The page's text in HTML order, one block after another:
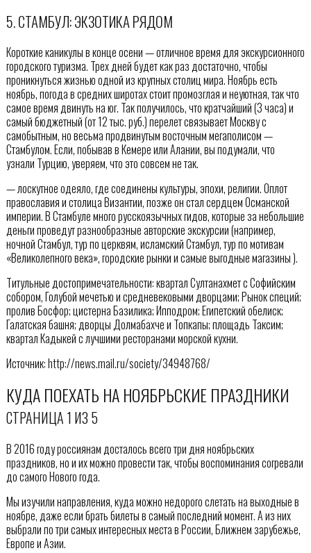
5. СТАМБУЛ: ЭКЗОТИКА РЯДОМ
Короткие каникулы в конце осени — отличное время для экскурсионного
городского туризма. Трех дней будет как раз достаточно, чтобы
проникнуться жизнью одной из крупных столиц мира. Ноябрь есть
ноябрь, погода в средних широтах стоит промозглая и неуютная, так что
самое время двинуть на юг. Так получилось, что кратчайший (3 часа) и
самый бюджетный (от 12 тыс. руб.) перелет связывает Москву с
самобытным, но весьма продвинутым восточным мегаполисом —
Стамбулом. Если, побывав в Кемере или Алании, вы подумали, что
узнали Турцию, уверяем, что это совсем не так.
— лоскутное одеяло, где соединены культуры, эпохи, религии. Оплот
православия и столица Византии, позже он стал сердцем Османской
империи. В Стамбуле много русскоязычных гидов, которые за небольшие
деньги проведут разнообразные авторские экскурсии (например,
ночной Стамбул, тур по церквям, исламский Стамбул, тур по мотивам
«Великолепного века», городские рынки и самые выгодные магазины ).
Титульные достопримечательности: квартал Султанахмет с Софийским
собором, Голубой мечетью и средневековыми дворцами; Рынок специй;
пролив Босфор; цистерна Базилика; Ипподром; Египетский обелиск;
Галатская башня; дворцы Долмабахче и Топкапы; площадь Таксим;
квартал Кадыкей с лучшими ресторанами морской кухни.
Источник: http://news.mail.ru/society/34948768/
КУДА ПОЕХАТЬ НА НОЯБРЬСКИЕ ПРАЗДНИКИ
СТРАНИЦА 1 ИЗ 5
В 2016 году россиянам досталось всего три дня ноябрьских
праздников, но и их можно провести так, чтобы воспоминания согревали
до самого Нового года.
Мы изучили направления, куда можно недорого слетать на выходные в
ноябре, даже если брать билеты в самый последний момент. А из них
выбрали по три самых интересных места в России, Ближнем зарубежье,
Европе и Азии.